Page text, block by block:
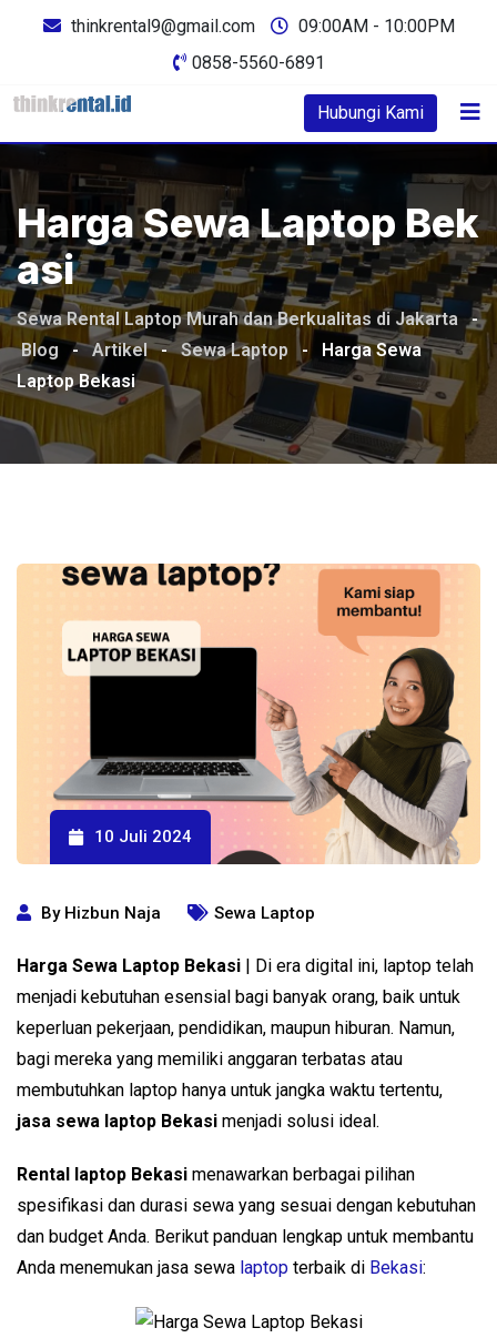
thinkrental9@gmail.com
09:00AM - 10:00PM
0858-5560-6891
Hubungi Kami
Harga Sewa Laptop Bek
Asi
Sewa Rental Laptop Murah dan Berkualitas di Jakarta -
Blog - Artikel - Sewa Laptop - Harga Sewa
Laptop Bekasi
10 Juli 2024
By Hizbun Naja Sewa Laptop
Harga Sewa Laptop Bekasi | Di era digital ini, laptop telah
menjadi kebutuhan esensial bagi banyak orang, baik untuk
keperluan pekerjaan, pendidikan, maupun hiburan. Namun,
bagi mereka yang memiliki anggaran terbatas atau
membutuhkan laptop hanya untuk jangka waktu tertentu,
jasa sewa laptop Bekasi menjadi solusi ideal.
Rental laptop Bekasi menawarkan berbagai pilihan
spesifikasi dan durasi sewa yang sesuai dengan kebutuhan
dan budget Anda. Berikut panduan lengkap untuk membantu
Anda menemukan jasa sewa laptop terbaik di Bekasi: